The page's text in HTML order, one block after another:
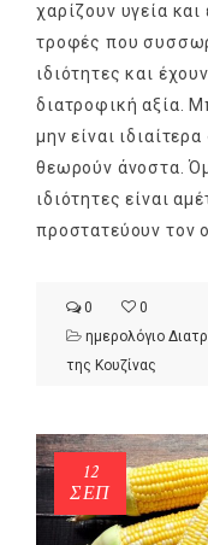
χαρίζουν υγεία και
τροφές που
ιδιότητες και
διατροφική αξία.
μην είναι
θεωρούν άνοστα.
ιδιότητες είναι
προστατεύουν τον
0
0
ημερολόγιο
της Κουζίνας
12
ΣΕΠ